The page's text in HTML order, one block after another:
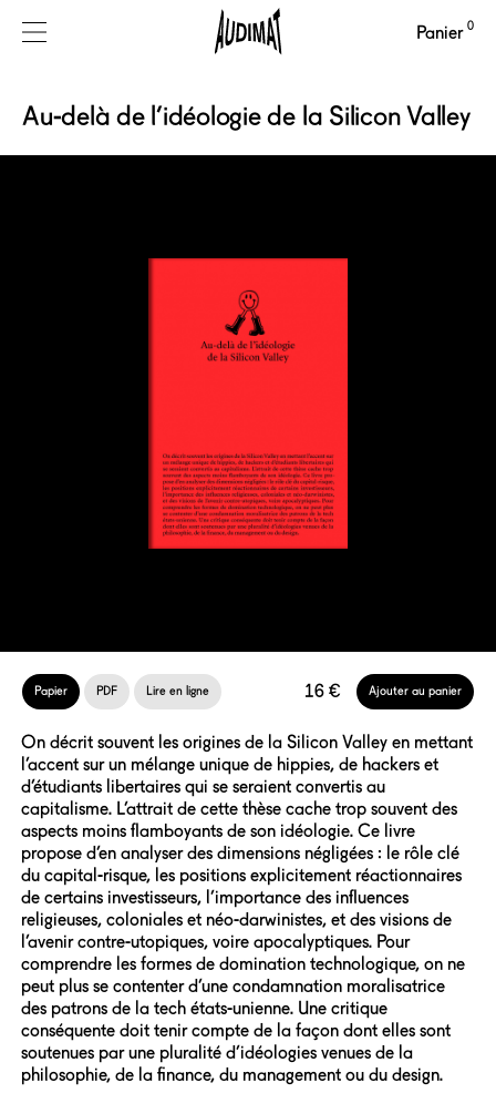
Panier 0
Papier PDF Lire en ligne 16 € Ajouter au panier
On décrit souvent les origines de la Silicon Valley en mettant
l’accent sur un mélange unique de hippies, de hackers et
d’étudiants libertaires qui se seraient convertis au
capitalisme. L’attrait de cette thèse cache trop souvent des
aspects moins flamboyants de son idéologie. Ce livre
propose d’en analyser des dimensions négligées : le rôle clé
du capital-risque, les positions explicitement réactionnaires
de certains investisseurs, l’importance des influences
religieuses, coloniales et néo-darwinistes, et des visions de
l’avenir contre-utopiques, voire apocalyptiques. Pour
comprendre les formes de domination technologique, on ne
peut plus se contenter d’une condamnation moralisatrice
des patrons de la tech états-unienne. Une critique
conséquente doit tenir compte de la façon dont elles sont
soutenues par une pluralité d’idéologies venues de la
philosophie, de la finance, du management ou du design.
Au-delà de l’idéologie de la Silicon Valley